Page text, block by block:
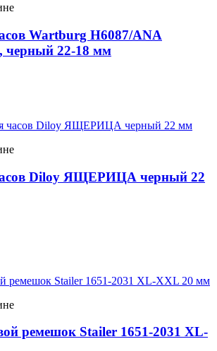
Wartburg H6087/ANA
черный 22-18 мм
Diloy ЯЩЕРИЦА черный 22
ремешок Stailer 1651-2031 XL-